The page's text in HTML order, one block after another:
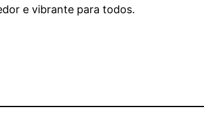
e vibrante para todos.